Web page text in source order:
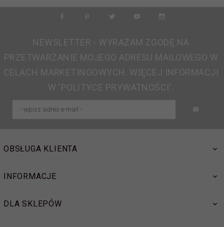
NEWSLETTER - WYRAŻAM ZGODĘ NA
PRZETWARZANIE MOJEGO ADRESU MAILOWEGO W
CELACH MARKETINGOWYCH. WIĘCEJ INFORMACJI
W 'POLITYCE PRYWATNOŚCI'.
OBSŁUGA KLIENTA
INFORMACJE
DLA SKLEPÓW